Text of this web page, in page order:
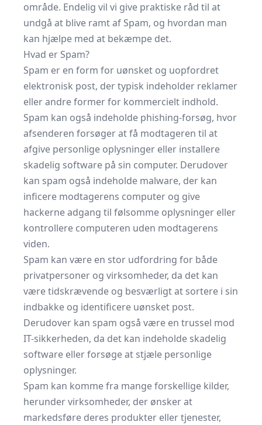
område. Endelig vil vi give praktiske råd til at
undgå at blive ramt af Spam, og hvordan man
kan hjælpe med at bekæmpe det.
Hvad er Spam?
Spam er en form for uønsket og uopfordret
elektronisk post, der typisk indeholder reklamer
eller andre former for kommercielt indhold.
Spam kan også indeholde phishing-forsøg, hvor
afsenderen forsøger at få modtageren til at
afgive personlige oplysninger eller installere
skadelig software på sin computer. Derudover
kan spam også indeholde malware, der kan
inficere modtagerens computer og give
hackerne adgang til følsomme oplysninger eller
kontrollere computeren uden modtagerens
viden.
Spam kan være en stor udfordring for både
privatpersoner og virksomheder, da det kan
være tidskrævende og besværligt at sortere i sin
indbakke og identificere uønsket post.
Derudover kan spam også være en trussel mod
IT-sikkerheden, da det kan indeholde skadelig
software eller forsøge at stjæle personlige
oplysninger.
Spam kan komme fra mange forskellige kilder,
herunder virksomheder, der ønsker at
markedsføre deres produkter eller tjenester,